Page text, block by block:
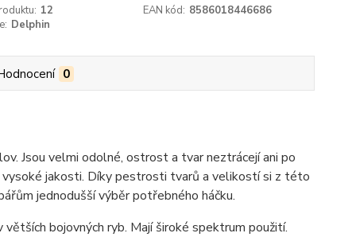
12 EAN kód: 8586018446686
Delphin
0
Jsou velmi odolné, ostrost a tvar neztrácejí ani po
vysoké jakosti. Díky pestrosti tvarů a velikostí si z této
jednodušší výběr potřebného háčku.
bojovných ryb. Mají široké spektrum použití.